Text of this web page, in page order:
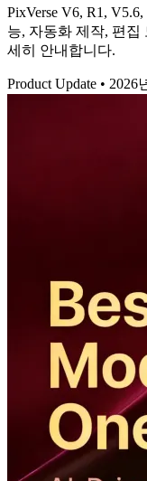
PixVerse V6, R1,
능, 자동화 제작, 편집
세히 안내합니다.
Product Update • 2026